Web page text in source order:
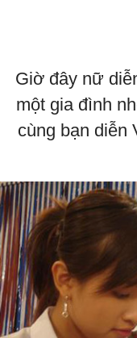
Giờ đây nữ
một gia đình
cùng bạn diễn